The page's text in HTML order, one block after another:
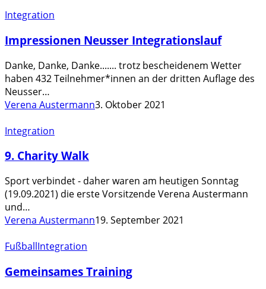
Impressionen
Integrationslauf
Integration
Impressionen Neusser Integrationslauf
Danke, Danke, Danke....... trotz bescheidenem Wetter
haben 432 Teilnehmer*innen an der dritten Auflage des
Neusser…
Verena Austermann3. Oktober 2021
9.
Walk
Integration
9. Charity Walk
Sport verbindet - daher waren am heutigen Sonntag
(19.09.2021) die erste Vorsitzende Verena Austermann
und…
Verena Austermann19. September 2021
Gemeinsames
FußballIntegration
Gemeinsames Training